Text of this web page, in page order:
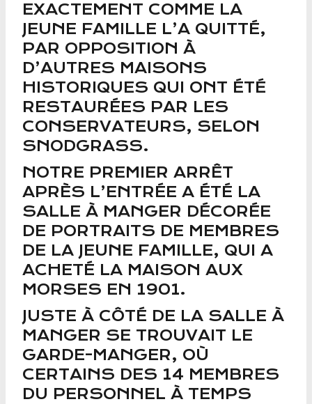
EXACTEMENT COMME LA
JEUNE FAMILLE L’A QUITTÉ,
PAR OPPOSITION À
D’AUTRES MAISONS
HISTORIQUES QUI ONT ÉTÉ
RESTAURÉES PAR LES
CONSERVATEURS, SELON
SNODGRASS.
NOTRE PREMIER ARRÊT
APRÈS L’ENTRÉE A ÉTÉ LA
SALLE À MANGER DÉCORÉE
DE PORTRAITS DE MEMBRES
DE LA JEUNE FAMILLE, QUI A
ACHETÉ LA MAISON AUX
MORSES EN 1901.
JUSTE À CÔTÉ DE LA SALLE À
MANGER SE TROUVAIT LE
GARDE-MANGER, OÙ
CERTAINS DES 14 MEMBRES
DU PERSONNEL À TEMPS